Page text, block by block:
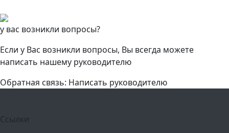
у вас возникли вопросы?
Если у Вас возникли вопросы, Вы всегда можете
написать нашему руководителю
Обратная связь: Написать руководителю
Ссылки